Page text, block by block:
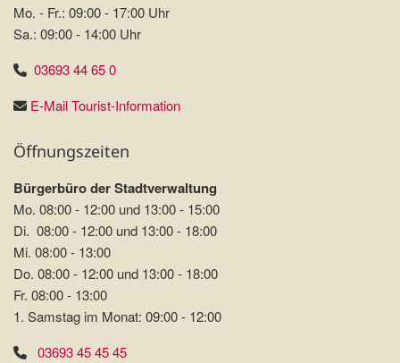
Mo. - Fr.: 09:00 - 17:00 Uhr
Sa.: 09:00 - 14:00 Uhr
03693 44 65 0
E-Mail Tourist-Information
Öffnungszeiten
Bürgerbüro der Stadtverwaltung
Mo. 08:00 - 12:00 und 13:00 - 15:00
Di. 08:00 - 12:00 und 13:00 - 18:00
Mi. 08:00 - 13:00
Do. 08:00 - 12:00 und 13:00 - 18:00
Fr. 08:00 - 13:00
1. Samstag im Monat: 09:00 - 12:00
03693 45 45 45